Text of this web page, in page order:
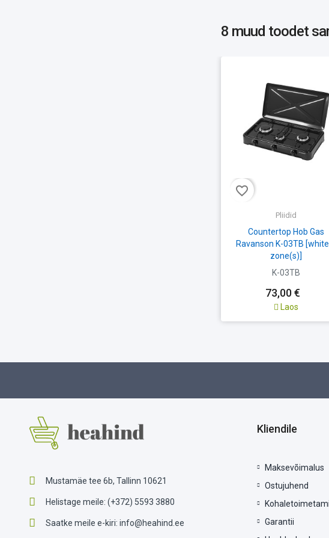
8 muud toodet
favorite_border
Pliidid
Countertop Hob Gas
Ravanson K-03TB
zone(s)]
K-03TB
73,00 €
Laos
Mustamäe tee 6b, Tallinn 10621
Helistage meile: (+372) 5593 3880
Saatke meile e-kiri: info@heahind.ee
Kliendile
Maksevõimalus
Ostujuhend
Garantii